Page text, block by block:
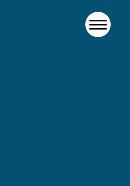
Kontakt aufnehmen